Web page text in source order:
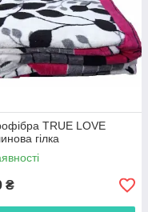
TRUE LOVE
гілка
₴